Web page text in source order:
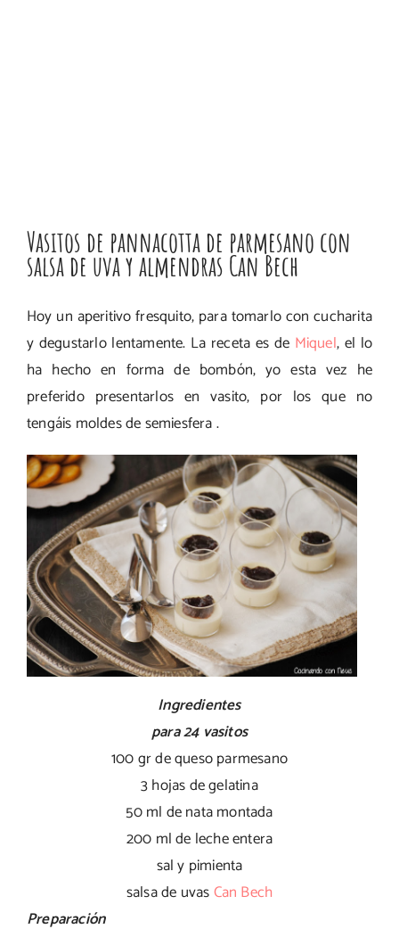
Vasitos de pannacotta de parmesano con
salsa de uva y almendras Can Bech
Hoy un aperitivo fresquito, para tomarlo con cucharita
y degustarlo lentamente. La receta es de Miquel, el lo
ha hecho en forma de bombón, yo esta vez he
preferido presentarlos en vasito, por los que no
tengáis moldes de semiesfera .
Ingredientes
para 24 vasitos
100 gr de queso parmesano
3 hojas de gelatina
50 ml de nata montada
200 ml de leche entera
sal y pimienta
salsa de uvasCan Bech
Preparación